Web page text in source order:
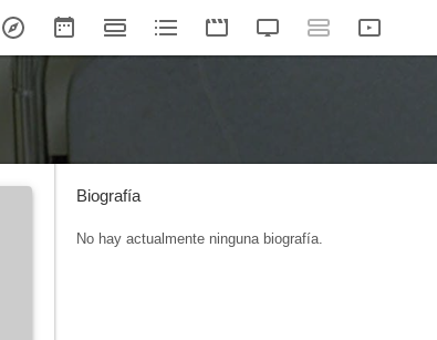
Biografía
No hay actualmente ninguna biografía.